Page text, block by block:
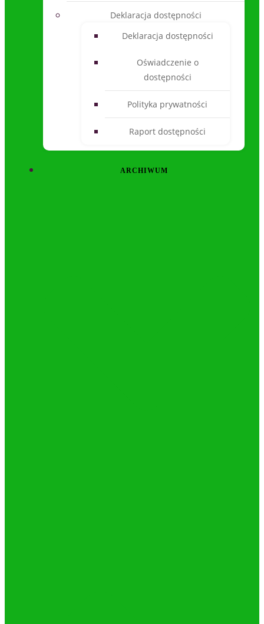
Deklaracja dostępności
Deklaracja dostępności
Oświadczenie o
dostępności
Polityka prywatności
Raport dostępności
ARCHIWUM